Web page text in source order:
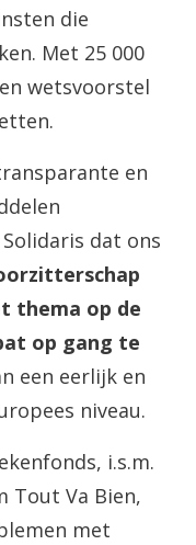
die
Met 25 000
wetsvoorstel
en
dat ons
thema op de
op gang te
een eerlijk en
niveau.
i.s.m.
Tout Va Bien,
met